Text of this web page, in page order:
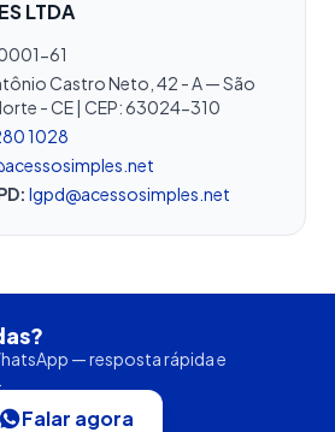
LTDA
61
Castro Neto, 42 - A — São
- CE | CEP: 63024-310
1028
lgpd@acessosimples.net
— resposta rápida e
Falar agora